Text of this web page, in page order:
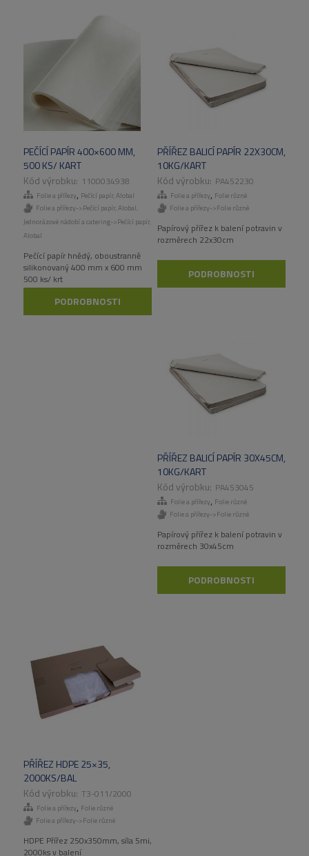
PEČÍCÍ PAPÍR 400×600 MM,
500 KS/ KART
1100034938
Folie a přířezy, Pečící papír, Alobal
Folie a přířezy->Pečící papír, Alobal,
Jednorázové nádobí a catering->Pečící papír,
Alobal
Pečící papír hnědý, oboustranně
silikonovaný 400 mm x 600 mm
500 ks/ krt
PODROBNOSTI
PŘÍŘEZ BALICÍ PAPÍR 22X30CM,
10KG/KART
PA452230
Folie a přířezy, Folie různé
Folie a přířezy->Folie různé
Papírový přířez k balení potravin v
rozměrech 22x30cm
PODROBNOSTI
PŘÍŘEZ BALICÍ PAPÍR 30X45CM,
10KG/KART
PA453045
Folie a přířezy, Folie různé
Folie a přířezy->Folie různé
Papírový přířez k balení potravin v
rozměrech 30x45cm
PODROBNOSTI
PŘÍŘEZ HDPE 25×35,
2000KS/BAL
T3-011/2000
Folie a přířezy, Folie různé
Folie a přířezy->Folie různé
HDPE Přířez 250x350mm, síla 5mi,
2000ks v balení